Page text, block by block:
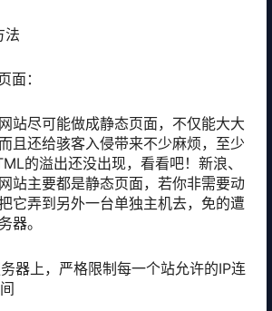
法
面：
站尽可能做成静态页面，不仅能大大
且还给骇客入侵带来不少麻烦，至少
的溢出还没出现，看看吧！新浪、
站主要都是静态页面，若你非需要动
它弄到另外一台单独主机去，免的遭
器。
器上，严格限制每一个站允许的IP连